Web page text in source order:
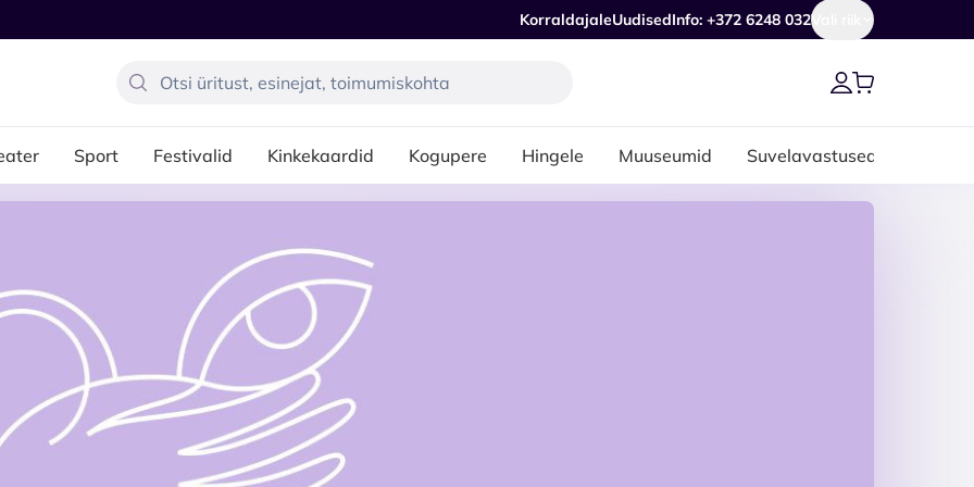
KorraldajaleUudisedInfo: +372 6248 032Vali riik
Sport Festivalid Kinkekaardid Kogupere Hingele Muuseumid Suvelavastused